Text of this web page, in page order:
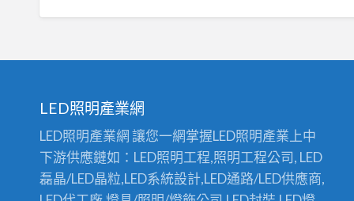
LED照明產業網
LED照明產業網 讓您一網掌握LED照明產業上中
下游供應鏈如：LED照明工程,照明工程公司, LED
磊晶/LED晶粒,LED系統設計,LED通路/LED供應商,